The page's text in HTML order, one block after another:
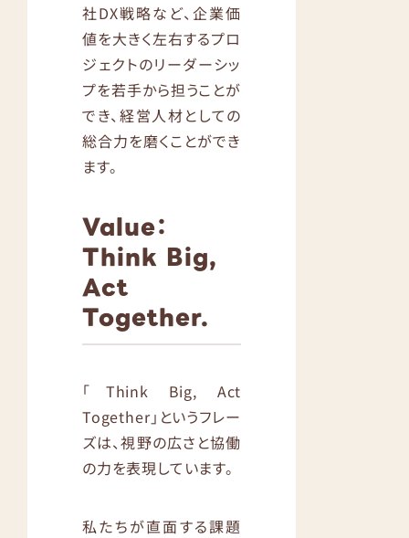
社DX戦略など、企業価
値を大きく左右するプロ
ジェクトのリーダーシッ
プを若手から担うことが
でき、経営人材としての
総合力を磨くことができ
ます。
Value：
Think Big,
Act
Together.
「Think Big, Act
Together」というフレー
ズは、視野の広さと協働
の力を表現しています。
私たちが直面する課題